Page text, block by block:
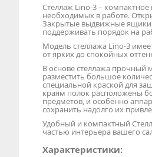
Стеллаж Lino-3 – компактное
необходимых в работе.
Закрытые выдвижные ящики
поддерживать порядок на
Модель стеллажа Lino-3
от ярких до спокойных
В основе стеллажа прочный
разместить большое
специальной краской для
краям полок расположены
предметов, и особенно
сохранить надолго их
Удобный и компактный
частью интерьера вашего
Характеристики: